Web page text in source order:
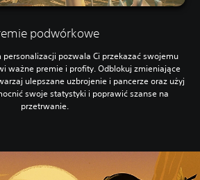
podwórkowe
pozwala Ci przekazać swojemu
ważne premie i profity. Odblokuj zmieniające
ulepszane uzbrojenie i pancerze oraz użyj
swoje statystyki i poprawić szanse na
przetrwanie.